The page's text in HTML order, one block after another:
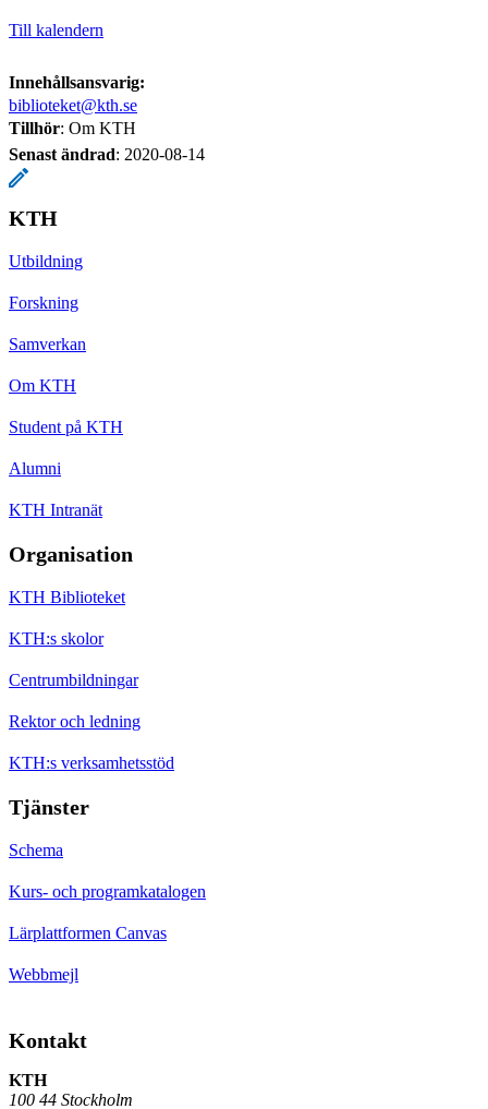
Till kalendern
Innehållsansvarig:
biblioteket@kth.se
Tillhör: Om KTH
Senast ändrad: 2020-08-14
KTH
Utbildning
Forskning
Samverkan
Om KTH
Student på KTH
Alumni
KTH Intranät
Organisation
KTH Biblioteket
KTH:s skolor
Centrumbildningar
Rektor och ledning
KTH:s verksamhetsstöd
Tjänster
Schema
Kurs- och programkatalogen
Lärplattformen Canvas
Webbmejl
Kontakt
KTH
100 44 Stockholm